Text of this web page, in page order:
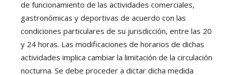
de funcionamiento de las actividades comerciales,
gastronómicas y deportivas de acuerdo con las
condiciones particulares de su jurisdicción, entre las 20
y 24 horas. Las modificaciones de horarios de dichas
actividades implica cambiar la limitación de la circulación
nocturna. Se debe proceder a dictar dicha medida